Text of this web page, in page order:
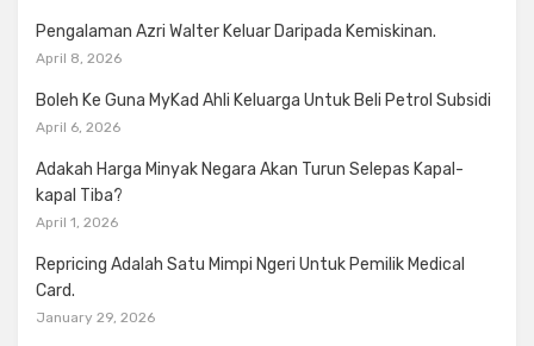
Pengalaman Azri Walter Keluar Daripada Kemiskinan.
April 8, 2026
Boleh Ke Guna MyKad Ahli Keluarga Untuk Beli Petrol Subsidi
April 6, 2026
Adakah Harga Minyak Negara Akan Turun Selepas Kapal-
kapal Tiba?
April 1, 2026
Repricing Adalah Satu Mimpi Ngeri Untuk Pemilik Medical
Card.
January 29, 2026